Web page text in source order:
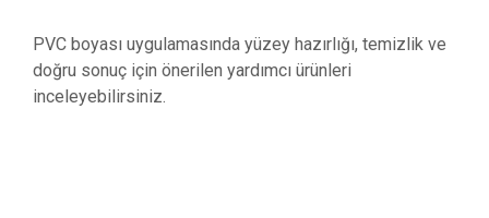
PVC boyası uygulamasında yüzey hazırlığı, temizlik ve
doğru sonuç için önerilen yardımcı ürünleri
inceleyebilirsiniz.